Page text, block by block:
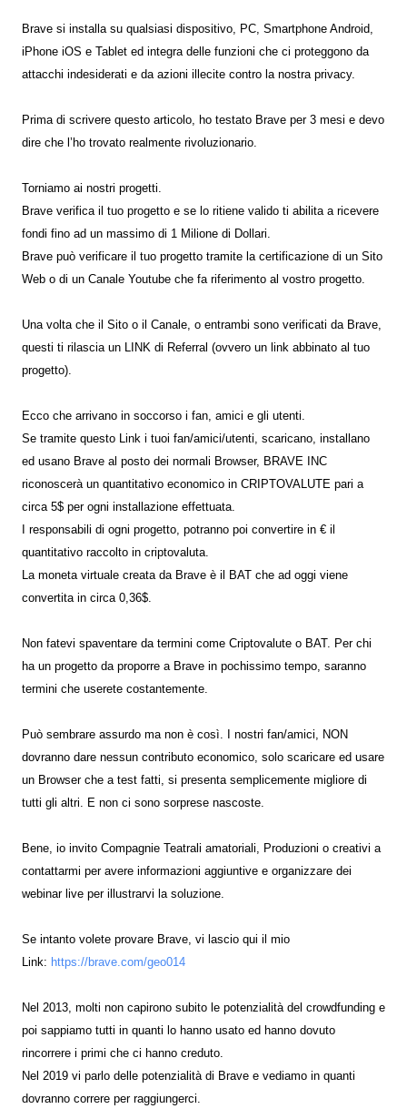
Brave si installa su qualsiasi dispositivo, PC, Smartphone Android,
iPhone iOS e Tablet ed integra delle funzioni che ci proteggono da
attacchi indesiderati e da azioni illecite contro la nostra privacy.
Prima di scrivere questo articolo, ho testato Brave per 3 mesi e devo
dire che l’ho trovato realmente rivoluzionario.
Torniamo ai nostri progetti.
Brave verifica il tuo progetto e se lo ritiene valido ti abilita a ricevere
fondi fino ad un massimo di 1 Milione di Dollari.
Brave può verificare il tuo progetto tramite la certificazione di un Sito
Web o di un Canale Youtube che fa riferimento al vostro progetto.
Una volta che il Sito o il Canale, o entrambi sono verificati da Brave,
questi ti rilascia un LINK di Referral (ovvero un link abbinato al tuo
progetto).
Ecco che arrivano in soccorso i fan, amici e gli utenti.
Se tramite questo Link i tuoi fan/amici/utenti, scaricano, installano
ed usano Brave al posto dei normali Browser, BRAVE INC
riconoscerà un quantitativo economico in CRIPTOVALUTE pari a
circa 5$ per ogni installazione effettuata.
I responsabili di ogni progetto, potranno poi convertire in € il
quantitativo raccolto in criptovaluta.
La moneta virtuale creata da Brave è il BAT che ad oggi viene
convertita in circa 0,36$.
Non fatevi spaventare da termini come Criptovalute o BAT. Per chi
ha un progetto da proporre a Brave in pochissimo tempo, saranno
termini che userete costantemente.
Può sembrare assurdo ma non è così. I nostri fan/amici, NON
dovranno dare nessun contributo economico, solo scaricare ed usare
un Browser che a test fatti, si presenta semplicemente migliore di
tutti gli altri. E non ci sono sorprese nascoste.
Bene, io invito Compagnie Teatrali amatoriali, Produzioni o creativi a
contattarmi per avere informazioni aggiuntive e organizzare dei
webinar live per illustrarvi la soluzione.
Se intanto volete provare Brave, vi lascio qui il mio
Link: https://brave.com/geo014
Nel 2013, molti non capirono subito le potenzialità del crowdfunding e
poi sappiamo tutti in quanti lo hanno usato ed hanno dovuto
rincorrere i primi che ci hanno creduto.
Nel 2019 vi parlo delle potenzialità di Brave e vediamo in quanti
dovranno correre per raggiungerci.